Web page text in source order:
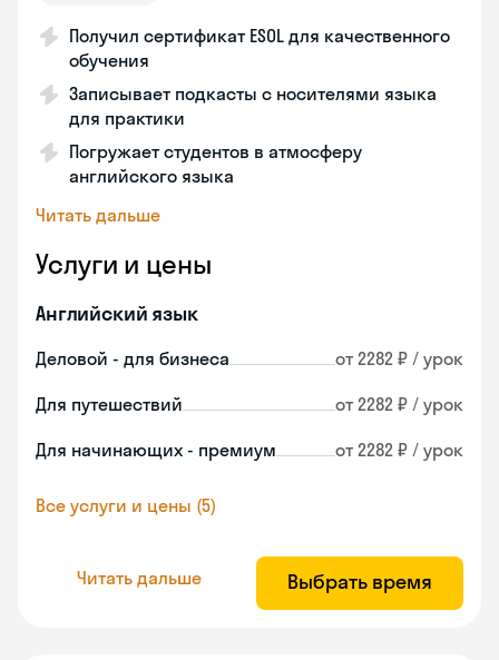
Получил сертификат ESOL для качественного
обучения
Записывает подкасты с носителями языка
для практики
Погружает студентов в атмосферу
английского языка
Читать дальше
Услуги и цены
Английский язык
Деловой - для бизнеса от 2282 ₽ / урок
Для путешествий от 2282 ₽ / урок
Для начинающих - премиум от 2282 ₽ / урок
Все услуги и цены (5)
Читать дальше Выбрать время